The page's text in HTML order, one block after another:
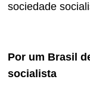
sociedade
Por um Brasil
socialista